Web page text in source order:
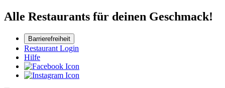
Alle Restaurants für deinen Geschmack!
Barrierefreiheit
Restaurant Login
Hilfe